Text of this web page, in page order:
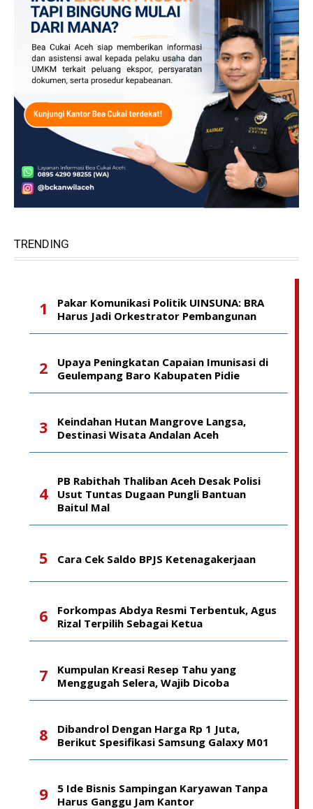
TRENDING
Pakar Komunikasi Politik UINSUNA: BRA
Harus Jadi Orkestrator Pembangunan
Upaya Peningkatan Capaian Imunisasi di
Geulempang Baro Kabupaten Pidie
Keindahan Hutan Mangrove Langsa,
Destinasi Wisata Andalan Aceh
PB Rabithah Thaliban Aceh Desak Polisi
Usut Tuntas Dugaan Pungli Bantuan
Baitul Mal
Cara Cek Saldo BPJS Ketenagakerjaan
Forkompas Abdya Resmi Terbentuk, Agus
Rizal Terpilih Sebagai Ketua
Kumpulan Kreasi Resep Tahu yang
Menggugah Selera, Wajib Dicoba
Dibandrol Dengan Harga Rp 1 Juta,
Berikut Spesifikasi Samsung Galaxy M01
5 Ide Bisnis Sampingan Karyawan Tanpa
Harus Ganggu Jam Kantor